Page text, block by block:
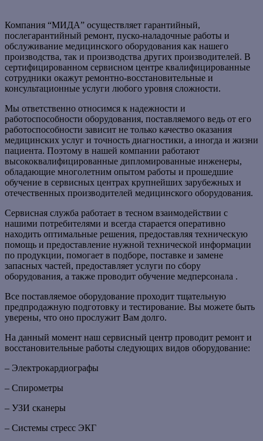
Компания “МИДА” осуществляет гарантийный,
послегарантийный ремонт, пуско-наладочные работы и
обслуживание медицинского оборудования как нашего
производства, так и производства других производителей. В
сертифицированном сервисном центре квалифицированные
сотрудники окажут ремонтно-восстановительные и
консультационные услуги любого уровня сложности.
Мы ответственно относимся к надежности и
работоспособности оборудования, поставляемого ведь от его
работоспособности зависит не только качество оказания
медицинских услуг и точность диагностики, а иногда и жизни
пациента. Поэтому в нашей компании работают
высококвалифицированные дипломированные инженеры,
обладающие многолетним опытом работы и прошедшие
обучение в сервисных центрах крупнейших зарубежных и
отечественных производителей медицинского оборудования.
Сервисная служба работает в тесном взаимодействии с
нашими потребителями и всегда старается оперативно
находить оптимальные решения, предоставляя техническую
помощь и предоставление нужной технической информации
по продукции, помогает в подборе, поставке и замене
запасных частей, предоставляет услуги по сбору
оборудования, а также проводит обучение медперсонала .
Все поставляемое оборудование проходит тщательную
предпродажную подготовку и тестирование. Вы можете быть
уверены, что оно прослужит Вам долго.
На данный момент наш сервисный центр проводит ремонт и
восстановительные работы следующих видов оборудование:
– Электрокардиографы
– Спирометры
– УЗИ сканеры
– Системы стресс ЭКГ